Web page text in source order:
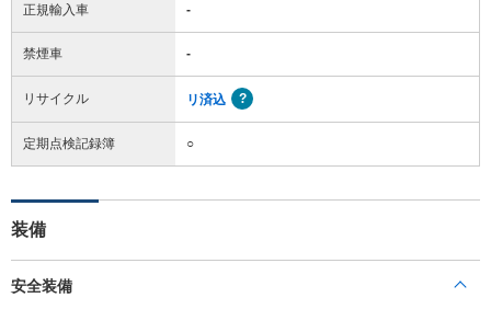
正規輸入車 -
禁煙車 -
リサイクル リ済込
定期点検記録簿 ○
装備
安全装備